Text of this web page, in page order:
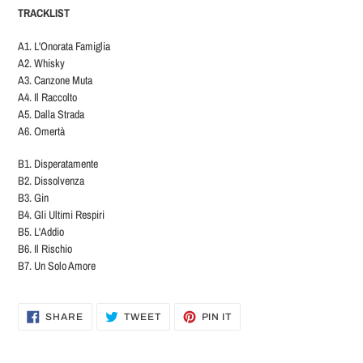
TRACKLIST
A1. L'Onorata Famiglia
A2. Whisky
A3. Canzone Muta
A4. Il Raccolto
A5. Dalla Strada
A6. Omertà
B1. Disperatamente
B2. Dissolvenza
B3. Gin
B4. Gli Ultimi Respiri
B5. L'Addio
B6. Il Rischio
B7. Un Solo Amore
SHARESHARE TWEETTWEET PIN IT